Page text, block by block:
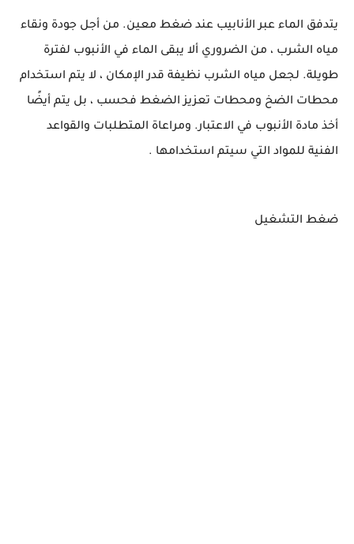
يتدفق الماء عبر الأنابيب عند ضغط معين. من أجل جودة ونقاء
مياه الشرب ، من الضروري ألا يبقى الماء في الأنبوب لفترة
طويلة. لجعل مياه الشرب نظيفة قدر الإمكان ، لا يتم استخدام
محطات الضخ ومحطات تعزيز الضغط فحسب ، بل يتم أيضًا
أخذ مادة الأنبوب في الاعتبار. ومراعاة المتطلبات والقواعد
الفنية للمواد التي سيتم استخدامها .
ضغط التشغيل